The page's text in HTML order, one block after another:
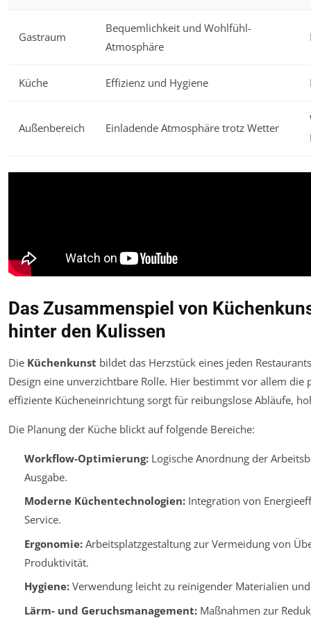
Gastraum
Bequemlichkeit und Wohlfühl-
Atmosphäre
Küche Effizienz und Hygiene
Außenbereich Einladende Atmosphäre trotz Wetter
Das Zusammenspiel von
hinter den Kulissen
Die Küchenkunst bildet das Herzstück eines jeden
Design eine unverzichtbare Rolle. Hier bestimmt vor allem die
effiziente Kücheneinrichtung sorgt für reibungslose Abläufe,
Die Planung der Küche blickt auf folgende Bereiche:
Workflow-Optimierung:Logische Anordnung der
Ausgabe.
Moderne Küchentechnologien:Integration von
Service.
Ergonomie:Arbeitsplatzgestaltung zur Vermeidung von
Produktivität.
Hygiene:Verwendung leicht zu reinigender Materialien
Lärm- und Geruchsmanagement:Maßnahmen zur